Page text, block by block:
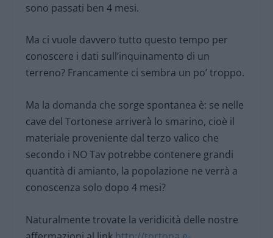
sono passati ben 4 mesi.
Ma ci vuole davvero tutto questo tempo per
conoscere i dati sull’inquinamento di un
terreno? Francamente ci sembra un po’ troppo.
Ma la domanda che sorge spontanea è: se nelle
cave del Tortonese arriverà lo smarino, cioè il
materiale proveniente dal terzo valico che
secondo i NO Tav potrebbe contenere grandi
quantità di amianto, la popolazione ne verrà a
conoscenza solo dopo 4 mesi?
Naturalmente trovate la veridicità delle nostre